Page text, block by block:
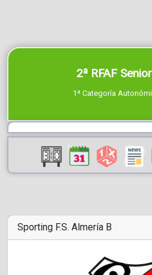
2ª RFAF
1ª Categoría
Sporting F.S. Almería B